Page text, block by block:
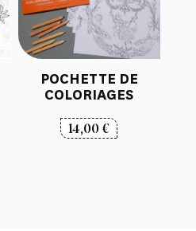
POCHETTE DE
COLORIAGES
14,00€